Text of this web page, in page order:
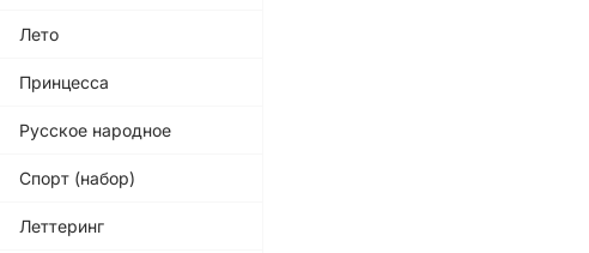
Лето
Принцесса
Русское народное
Спорт (набор)
Леттеринг